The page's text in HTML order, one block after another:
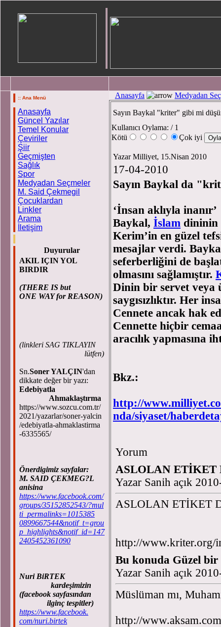
:: Ana Menü
Anasayfa
Güncel Yazılar
Temel Konular
Çeviriler
Şiir
Geçmişten
Sağlık
Spor
Medyadan Seçmeler
M. Said Çekmegil
Çocuklardan
Linkler
Arama
İletişim
Duyurular
AKIL IÇIN YOL
BIRDIR
(THERE IS but
ONE WAY for REASON)
(linkleri SAG TIKLAYIN
lütfen)
Sn.Soner YALÇIN'dan
dikkate değer bir yazı:
Edebiyatla
Ahmaklaştırma
https://www.sozcu.com.tr/
2021/yazarlar/soner-yalcin
/edebiyatla-ahmaklastirma
-6335565/
Önerdigimiz sayfalar:
M. SAID ÇEKMEG?L
anisina
https://www.facebook.com/
groups/35152852543/?mul
ti_permalinks=1015385
0899667544&notif_t=grou
p_highlights&notif_id=147
2405452361090
Nuri BiRTEK
kardeşimizin
(facebook sayfasından
ilginç tespitler)
https://www.facebook.
com/nuri.birtek
Anasayfa Medyadan
Sayın Baykal "kriter" gibi mi
Kullanıcı Oylama: / 1
Kötü
Çok iyi
Yazar Milliyet, 15.Nisan 2010
17-04-2010
Sayın Baykal da
‘İnsan aklıyla inanır’
Baykal, İslam
Kerim’in en güzel
mesajlar verdi.
seferberliğini de
olmasını sağlamıştır.
Dinin bir servet veya
saygısızlıktır. Her
Cennete ancak hak
Cennette hiçbir
aracılık yapmasına
Bkz.:
http://
nda/siyaset/
Yorum
ASLOLAN
Yazar Sanih açık
ASLOLAN ETİKET
http://www.kriter.org/
Bu konuda Güzel bir
Yazar Sanih açık
Müslüman mı,
http://